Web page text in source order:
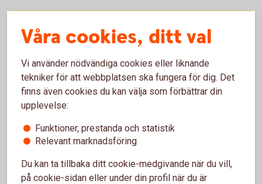
För att se detta innehåll behöver du först
godkänna cookies för Funktioner, prestanda
Inställningar för cookies
Våra cookies, ditt val
Vi använder nödvändiga cookies eller liknande
tekniker för att webbplatsen ska fungera för dig. Det
finns även cookies du kan välja som förbättrar din
upplevelse:
Funktioner, prestanda och statistik
Relevant marknadsföring
Du kan ta tillbaka ditt cookie-medgivande när du vill,
på cookie-sidan eller under din profil när du är